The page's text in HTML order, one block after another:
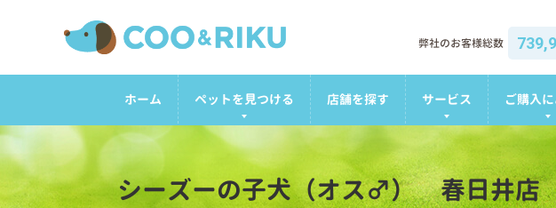
弊社のお客様総数
ホーム ペットを見つける 店舗を探す サービス ご購入
シーズーの子犬（オス♂） 春日井店